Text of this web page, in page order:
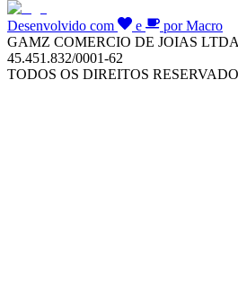
Desenvolvido com e
por Macro
GAMZ COMERCIO DE JOIAS
45.451.832/0001-62
TODOS OS DIREITOS